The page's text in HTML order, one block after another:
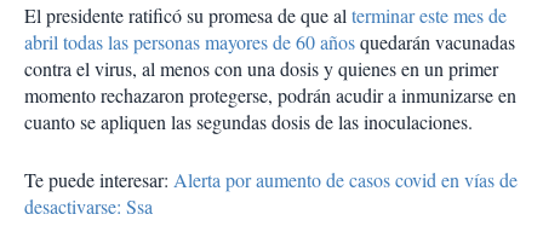
El presidente ratificó su promesa de que al terminar este mes de
abril todas las personas mayores de 60 añosquedarán vacunadas
contra el virus, al menos con una dosis y quienes en un primer
momento rechazaron protegerse, podrán acudir a inmunizarse en
cuanto se apliquen las segundas dosis de las inoculaciones.
Te puede interesar: Alerta por aumento de casos covid en vías de
desactivarse: Ssa